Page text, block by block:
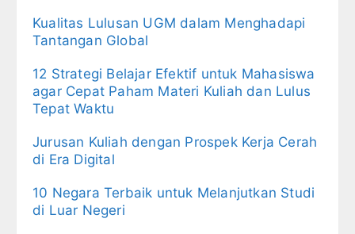
Kualitas Lulusan UGM dalam Menghadapi
Tantangan Global
12 Strategi Belajar Efektif untuk Mahasiswa
agar Cepat Paham Materi Kuliah dan Lulus
Tepat Waktu
Jurusan Kuliah dengan Prospek Kerja Cerah
di Era Digital
10 Negara Terbaik untuk Melanjutkan Studi
di Luar Negeri